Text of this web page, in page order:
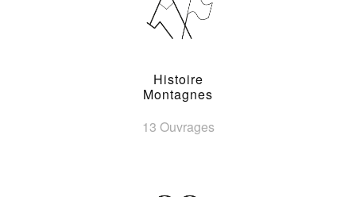
Histoire
Montagnes
13 Ouvrages